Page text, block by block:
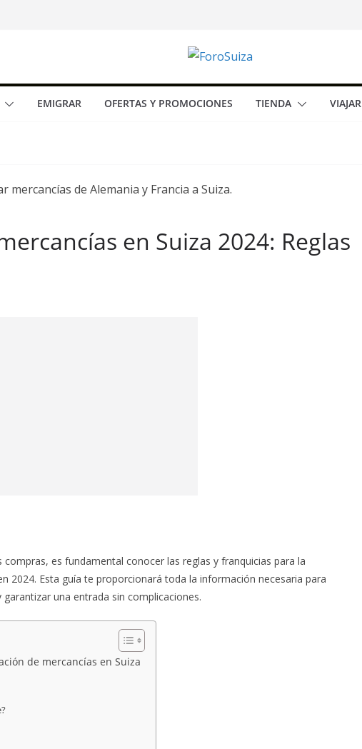
EMIGRAR OFERTAS Y PROMOCIONES TIENDA VIAJAR
en Suiza 2024: Reglas
compras, es fundamental conocer las reglas y franquicias para la
2024. Esta guía te proporcionará toda la información necesaria para
una entrada sin complicaciones.
de mercancías en Suiza